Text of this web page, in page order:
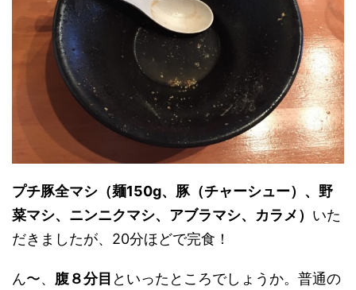
プチ豚全マシ（麺150g、豚（チャーシュー）、野
菜マシ、ニンニクマシ、アブラマシ、カラメ） いた
だきましたが、20分ほどで完食！
ん〜、 腹８分目 といったところでしょうか。普通の